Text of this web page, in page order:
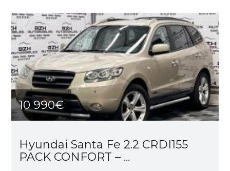
10 990€
Hyundai Santa Fe 2.2 CRDI155
PACK CONFORT – ...